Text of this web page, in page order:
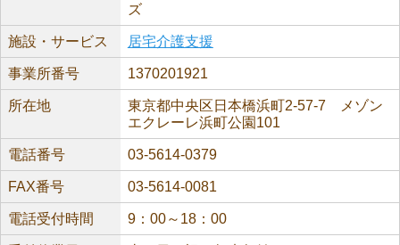
ズ
施設・サービス 居宅介護支援
事業所番号 1370201921
所在地
東京都中央区日本橋浜町2-57-7 メゾン
エクレーレ浜町公園101
電話番号 03-5614-0379
FAX番号 03-5614-0081
電話受付時間 9：00～18：00